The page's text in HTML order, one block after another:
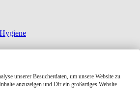
unserer Besucherdaten, um unsere Website zu
anzuzeigen und Dir ein großartiges Website-